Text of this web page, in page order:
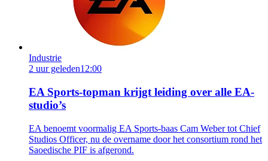
Industrie
2 uur geleden12:00
EA Sports-topman krijgt leiding over alle EA-
studio’s
EA benoemt voormalig EA Sports-baas Cam Weber tot Chief
Studios Officer, nu de overname door het consortium rond het
Saoedische PIF is afgerond.